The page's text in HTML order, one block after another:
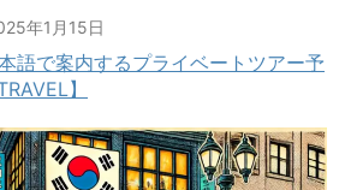
年1月15日
語で案内するプライベートツアー予
】